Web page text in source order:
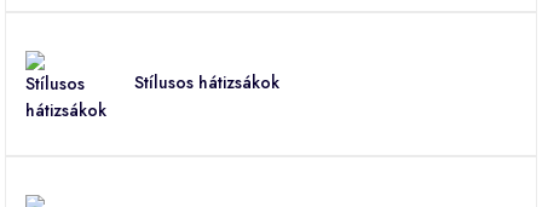
Stílusos hátizsákok